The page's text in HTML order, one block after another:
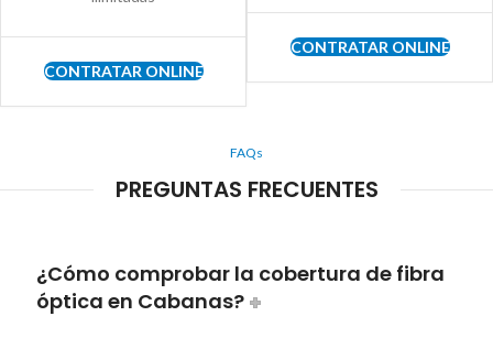
CONTRATAR ONLINE
CONTRATAR ONLINE
FAQs
PREGUNTAS FRECUENTES
¿Cómo comprobar la cobertura de fibra
óptica en Cabanas?